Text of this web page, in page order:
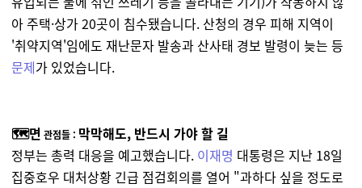
아 주택·상가 20곳이 침수됐습니다. 산청의 경우 피해 지역이
'취약지역'임에도 재난문자 발송과 산사태 경보 발령이 늦는 등
문제가 있었습니다.
🗺️면 관점들 : 막막해도, 반드시 가야 할 길
정부는 총력 대응을 예고했습니다. 이재명 대통령은 지난 18일
집중호우 대처상황 긴급 점검회의를 열어 "과하다 싶을 정도로